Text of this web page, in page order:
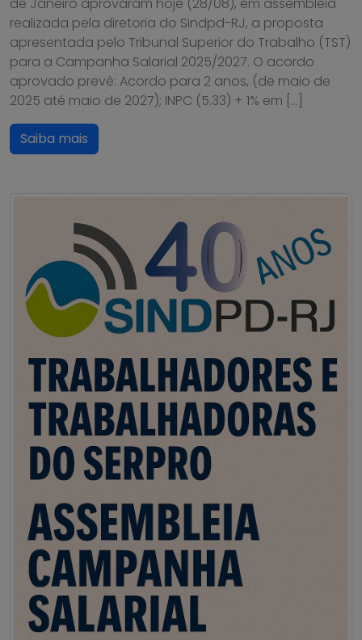
de Janeiro aprovaram hoje (28/08), em assembleia
realizada pela diretoria do Sindpd-RJ, a proposta
apresentada pelo Tribunal Superior do Trabalho (TST)
para a Campanha Salarial 2025/2027. O acordo
aprovado prevê: Acordo para 2 anos, (de maio de
2025 até maio de 2027); INPC (5.33) + 1% em […]
Saiba mais